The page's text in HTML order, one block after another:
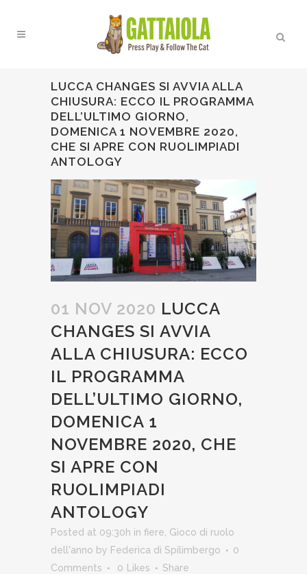
LUCCA CHANGES SI AVVIA ALLA
CHIUSURA: ECCO IL PROGRAMMA
DELL’ULTIMO GIORNO,
DOMENICA 1 NOVEMBRE 2020,
CHE SI APRE CON RUOLIMPIADI
ANTOLOGY
01 NOV 2020 LUCCA
CHANGES SI AVVIA
ALLA CHIUSURA: ECCO
IL PROGRAMMA
DELL’ULTIMO GIORNO,
DOMENICA 1
NOVEMBRE 2020, CHE
SI APRE CON
RUOLIMPIADI
ANTOLOGY
Posted at 09:30h in fiere Gioco di ruolo
dell'anno by Federica di Spilimbergo
0
Comments
0 Likes Share